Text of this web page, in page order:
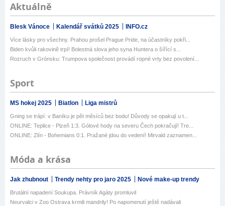
Aktuálně
Blesk Vánoce Kalendář svátků 2025 INFO.cz
Více lásky pro všechny. Prahou prošel Prague Pride, na účastníky pokři...
Biden kvůli rakovině trpí! Bolestná slova jeho syna Huntera o šířící s...
Rozruch v Grónsku: Trumpova společnost provádí ropné vrty bez povolení...
Sport
MS hokej 2025 Biatlon Liga mistrů
Gning se trápí: v Baníku je pět měsíců bez bodu! Důvody se opakují u t...
ONLINE: Teplice - Plzeň 1:3. Gólové hody na severu Čech pokračují! Tre...
ONLINE: Zlín - Bohemians 0:1. Pražané jdou do vedení! Mirvald zaznamen...
Móda a krása
Jak zhubnout Trendy nehty pro jaro 2025 Nové make-up trendy
Brutální napadení Soukupa. Právník Agáty promluvil
Neurvalci v Zoo Ostrava krmili mandrily! Po napomenutí ještě nadávali